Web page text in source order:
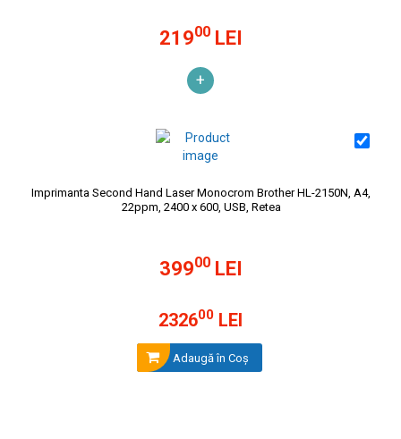
21900LEI
+
Imprimanta Second Hand Laser Monocrom Brother HL-2150N, A4,
22ppm, 2400 x 600, USB, Retea
39900LEI
232600 LEI
Adaugă în Coş